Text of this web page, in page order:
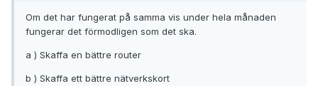
Om det har fungerat på samma vis under hela månaden
fungerar det förmodligen som det ska.
a ) Skaffa en bättre router
b ) Skaffa ett bättre nätverkskort